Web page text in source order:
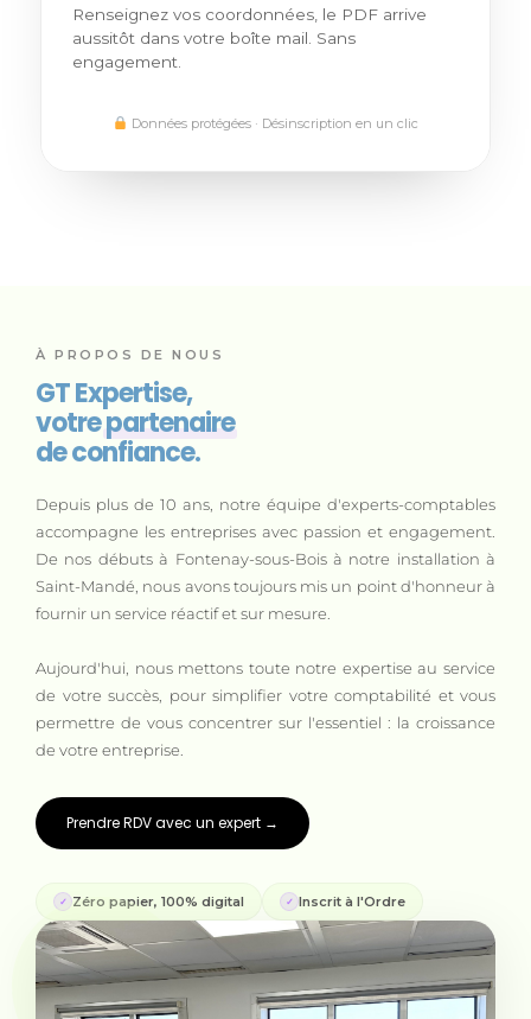
Renseignez vos coordonnées, le PDF arrive
aussitôt dans votre boîte mail. Sans
engagement.
Données protégées · Désinscription en un clic
À PROPOS DE NOUS
GT Expertise,
votrepartenaire
de confiance.
Depuis plus de 10 ans, notre équipe d'experts-comptables
accompagne les entreprises avec passion et engagement.
De nos débuts à Fontenay-sous-Bois à notre installation à
Saint-Mandé, nous avons toujours mis un point d'honneur à
fournir un service réactif et sur mesure.
Aujourd'hui, nous mettons toute notre expertise au service
de votre succès, pour simplifier votre comptabilité et vous
permettre de vous concentrer sur l'essentiel : la croissance
de votre entreprise.
Prendre RDV avec un expert →
✓ Zéro papier, 100% digital ✓ Inscrit à l'Ordre